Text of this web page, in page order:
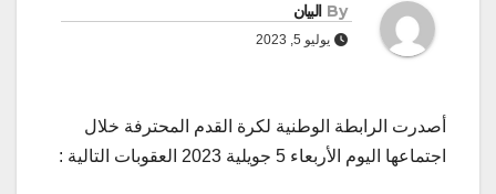
By البيان
يوليو 5, 2023
أصدرت الرابطة الوطنية لكرة القدم المحترفة خلال
اجتماعها اليوم الأربعاء 5 جويلية 2023 العقوبات التالية :